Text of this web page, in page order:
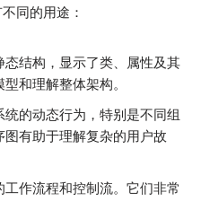
同的用途：
态结构，显示了类、属性及其
和理解整体架构。
统的动态行为，特别是不同组
有助于理解复杂的用户故
工作流程和控制流。它们非常